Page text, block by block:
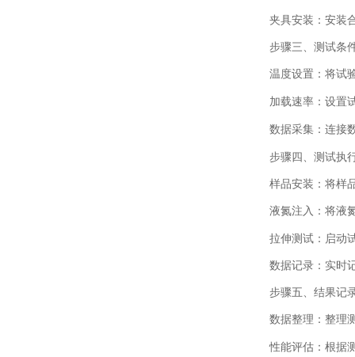
夹具安装：安装
步骤三、 测试条
温度设置：将试
加载速率：设置
数据采集：连接
步骤四、 测试执
样品安装：将样
液氮注入：将液
拉伸测试：启动
数据记录：实时
步骤五、 结果记
数据整理：整理
性能评估：根据